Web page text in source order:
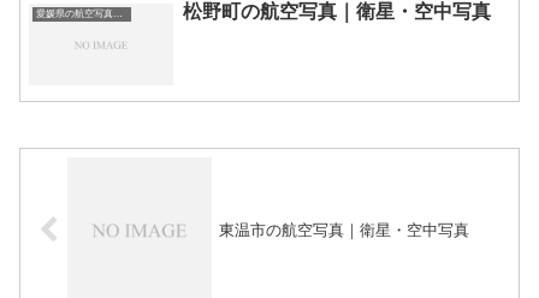
愛媛県の航空写真・空中写真 松野町の航空写真｜衛星・空中写真
東温市の航空写真｜衛星・空中写真